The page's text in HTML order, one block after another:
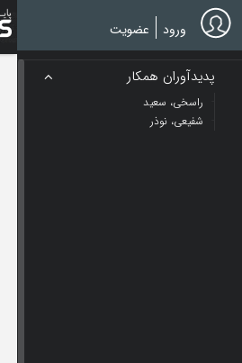
Skip
to
main
ورود عضویت
پدیدآوران همکار
راسخی، سعید
شفیعی، نوذر